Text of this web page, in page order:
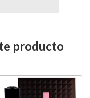
producto